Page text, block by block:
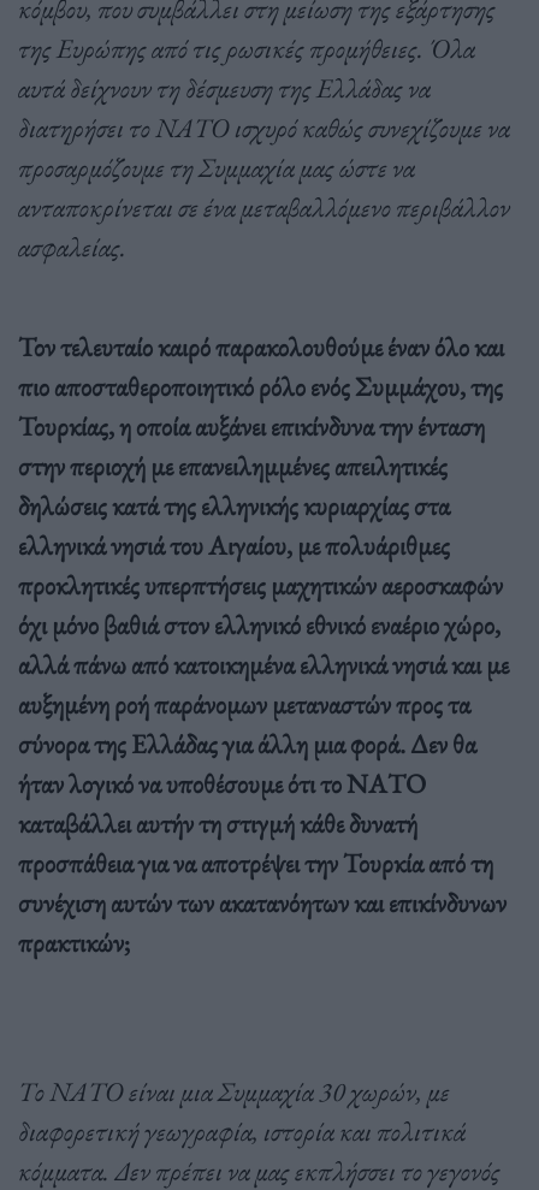
κόμβου, που συμβάλλει στη μείωση της εξάρτησης
της Ευρώπης από τις ρωσικές προμήθειες. Όλα
αυτά δείχνουν τη δέσμευση της Ελλάδας να
διατηρήσει το ΝΑΤΟ ισχυρό καθώς συνεχίζουμε να
προσαρμόζουμε τη Συμμαχία μας ώστε να
ανταποκρίνεται σε ένα μεταβαλλόμενο περιβάλλον
ασφαλείας.
Τον τελευταίο καιρό παρακολουθούμε έναν όλο και
πιο αποσταθεροποιητικό ρόλο ενός Συμμάχου, της
Τουρκίας, η οποία αυξάνει επικίνδυνα την ένταση
στην περιοχή με επανειλημμένες απειλητικές
δηλώσεις κατά της ελληνικής κυριαρχίας στα
ελληνικά νησιά του Αιγαίου, με πολυάριθμες
προκλητικές υπερπτήσεις μαχητικών αεροσκαφών
όχι μόνο βαθιά στον ελληνικό εθνικό εναέριο χώρο,
αλλά πάνω από κατοικημένα ελληνικά νησιά και με
αυξημένη ροή παράνομων μεταναστών προς τα
σύνορα της Ελλάδας για άλλη μια φορά. Δεν θα
ήταν λογικό να υποθέσουμε ότι το ΝΑΤΟ
καταβάλλει αυτήν τη στιγμή κάθε δυνατή
προσπάθεια για να αποτρέψει την Τουρκία από τη
συνέχιση αυτών των ακατανόητων και επικίνδυνων
πρακτικών;
Το ΝΑΤΟ είναι μια Συμμαχία 30 χωρών, με
διαφορετική γεωγραφία, ιστορία και πολιτικά
κόμματα. Δεν πρέπει να μας εκπλήσσει το γεγονός